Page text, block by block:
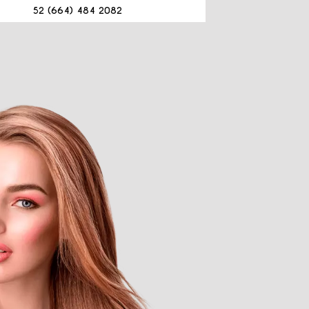
52 (664) 484 2082